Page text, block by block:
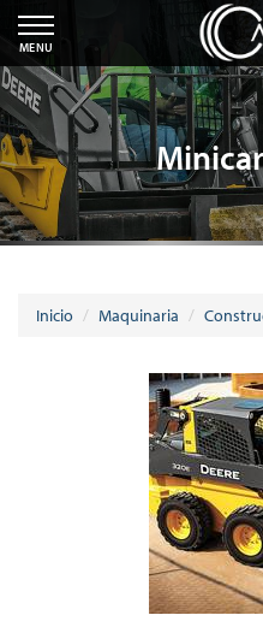
Inicio Maquinaria
MENU